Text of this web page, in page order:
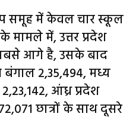
समूह में केवल चार स्कूल
मामले में, उत्तर प्रदेश
सबसे आगे है, उसके बाद
बंगाल 2,35,494, मध्य
आंध्र प्रदेश
छात्रों के साथ दूसरे